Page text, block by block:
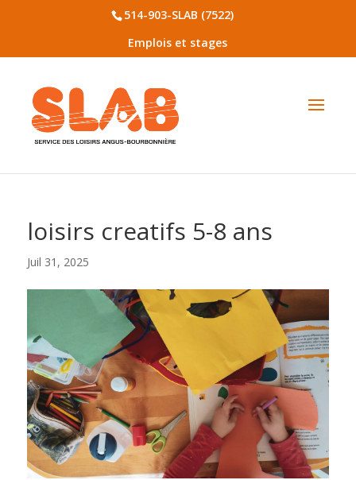
514-903-SLAB (7522)
Emplois et stages
loisirs creatifs 5-8 ans
Juil 31, 2025